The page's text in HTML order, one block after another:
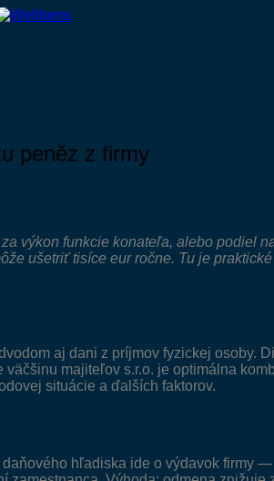
peněz z firmy
výkon funkcie konateľa, alebo podiel
ušetriť tisíce eur ročne. Tu je
aj dani z príjmov fyzickej osoby.
majiteľov s.r.o. je optimálna
situácie a ďalších faktorov.
hľadiska ide o výdavok firmy